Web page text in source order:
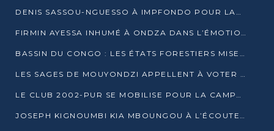
DENIS SASSOU-NGUESSO À IMPFONDO POUR LANCER LE CORRIDOR 13
FIRMIN AYESSA INHUMÉ À ONDZA DANS L’ÉMOTION ET LE RECUEILLEMENT
BASSIN DU CONGO : LES ÉTATS FORESTIERS MISENT SUR LES MARCHÉS CARBONE
LES SAGES DE MOUYONDZI APPELLENT À VOTER DENIS SASSOU-NGUESSO
LE CLUB 2002-PUR SE MOBILISE POUR LA CAMPAGNE
JOSEPH KIGNOUMBI KIA MBOUNGOU À L’ÉCOUTE DE TALANGAÏ